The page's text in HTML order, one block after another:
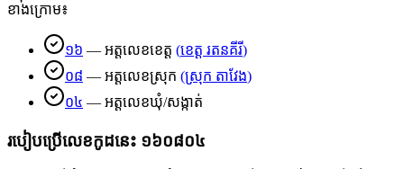
ខាងក្រោម៖
១៦ — អត្តលេខខេត្ត (ខេត្ត រតនគីរី)
០៨ — អត្តលេខស្រុក (ស្រុក តាវែង)
០៤ — អត្តលេខឃុំ/សង្កាត់
របៀបប្រើលេខកូដនេះ ១៦០៨០៤